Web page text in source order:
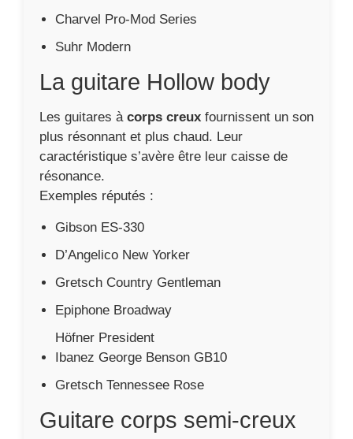
Charvel Pro-Mod Series
Suhr Modern
La guitare Hollow body
Les guitares à corps creux fournissent un son
plus résonnant et plus chaud. Leur
caractéristique s’avère être leur caisse de
résonance.
Exemples réputés :
Gibson ES-330
D’Angelico New Yorker
Gretsch Country Gentleman
Epiphone Broadway
Höfner President
Ibanez George Benson GB10
Gretsch Tennessee Rose
Guitare corps semi-creux